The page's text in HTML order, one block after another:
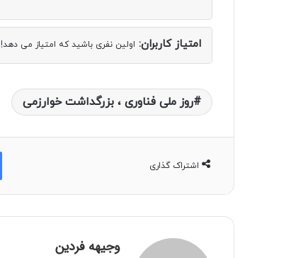
امتیاز کاربران: اولین نفری باشید که امتیاز می دهد!
روز ملی فناوری ، بزرگداشت خوارزمی
اشتراک گذاری
وجیهه فردین